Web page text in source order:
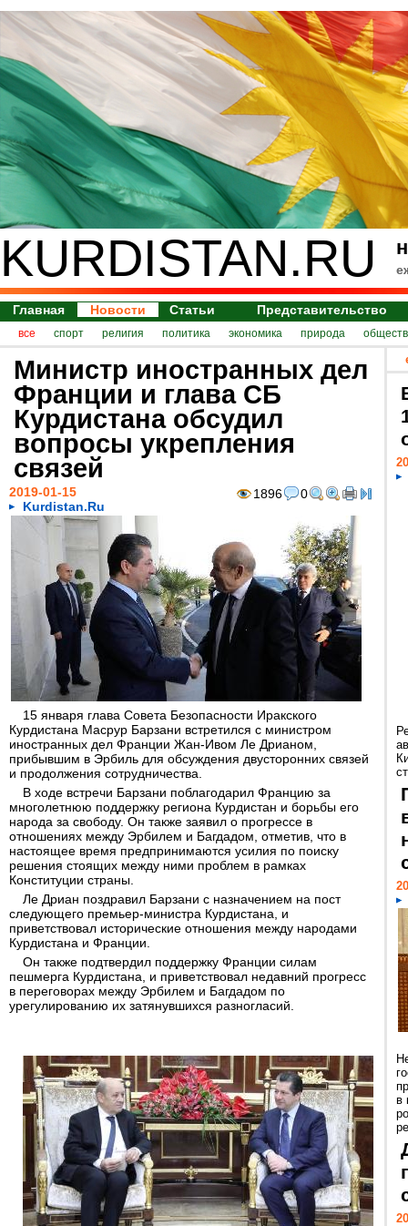
KURDISTAN.RU
Главная Новости Статьи Представительство
все спорт религия политика экономика природа
Министр иностранных дел
Франции и глава СБ
Курдистана обсудил
вопросы укрепления
связей
1896 0
2019-01-15
Kurdistan.Ru
15 января глава Совета Безопасности Иракского
Курдистана Масрур Барзани встретился с министром
иностранных дел Франции Жан-Ивом Ле Дрианом,
прибывшим в Эрбиль для обсуждения двусторонних связей
и продолжения сотрудничества.
В ходе встречи Барзани поблагодарил Францию за
многолетнюю поддержку региона Курдистан и борьбы его
народа за свободу. Он также заявил о прогрессе в
отношениях между Эрбилем и Багдадом, отметив, что в
настоящее время предпринимаются усилия по поиску
решения стоящих между ними проблем в рамках
Конституции страны.
Ле Дриан поздравил Барзани с назначением на пост
следующего премьер-министра Курдистана, и
приветствовал исторические отношения между народами
Курдистана и Франции.
Он также подтвердил поддержку Франции силам
пешмерга Курдистана, и приветствовал недавний прогресс
в переговорах между Эрбилем и Багдадом по
урегулированию их затянувшихся разногласий.
в